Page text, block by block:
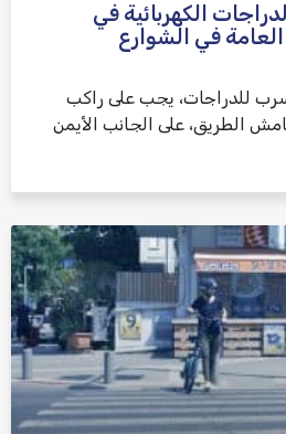
الكهربائية في
في الشوارع
للدراجات، يجب على راكب
الطريق، على الجانب الأيمن